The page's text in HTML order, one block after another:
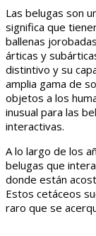
Las belugas son
significa que
ballenas
árticas y
distintivo y su
amplia gama de
objetos a los
inusual para las
interactivas.
A lo largo de los
belugas que
donde están
Estos cetáceos
raro que se